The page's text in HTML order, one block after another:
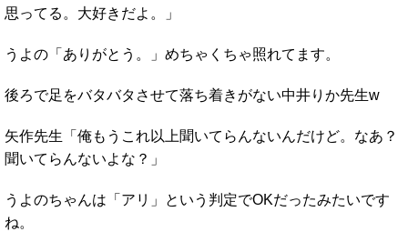
思ってる。大好きだよ。」
うよの「ありがとう。」めちゃくちゃ照れてます。
後ろで足をバタバタさせて落ち着きがない中井りか先生w
矢作先生「俺もうこれ以上聞いてらんないんだけど。なあ？
聞いてらんないよな？」
うよのちゃんは「アリ」という判定でOKだったみたいです
ね。